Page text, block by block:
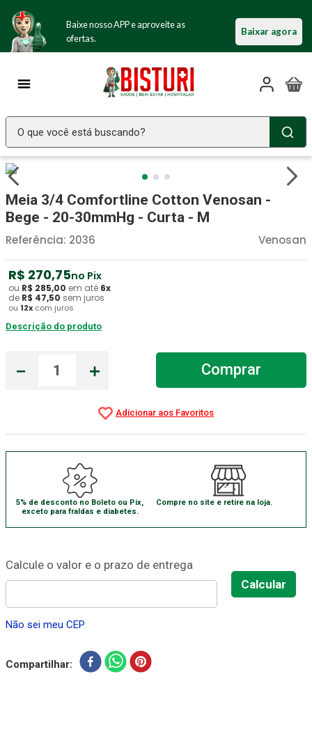
Baixe nosso APP e aproveite as
ofertas.
Baixar agora
O que você está buscando?
Meia 3/4 Comfortline Cotton Venosan -
Bege - 20-30mmHg - Curta - M
Venosan
Referência: 2036
R$ 270,75no Pix
ou R$ 285,00 em até 6x
de R$ 47,50 sem juros
ou 12x com juros
Descrição do produto
＋
－ Comprar
5% de desconto no Boleto ou Pix,
exceto para fraldas e diabetes.
Compre no site e retire na loja.
Não sei meu CEP
Compartilhar
2º Fralda Geriatrica
3º Luva Latex
4º Littmann
5 º Absorvente Geriatrico
6º Estetoscopio Littmann
7º Aparelho Pressão